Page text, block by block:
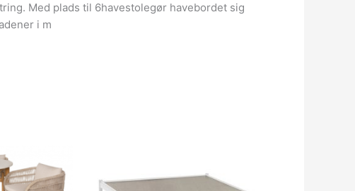
Med plads til 6havestolegør havebordet sig
i m